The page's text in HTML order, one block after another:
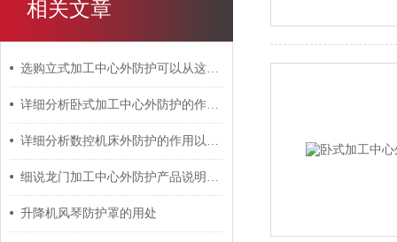
相关文章
选购立式加工中心外防护可以从这5点分辨好坏
详细分析卧式加工中心外防护的作用、优点以及安装
详细分析数控机床外防护的作用以及使用特性
细说龙门加工中心外防护产品说明及制作
升降机风琴防护罩的用处